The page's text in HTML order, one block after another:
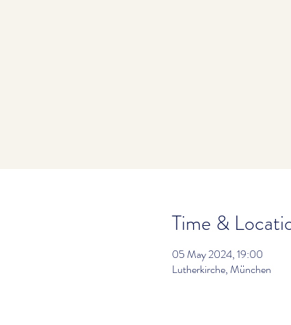
Time &
05 May 2024, 19:00
Lutherkirche, München